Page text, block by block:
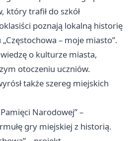
który trafił do szkół
poznają lokalną historię
– moje miasto”.
o kulturze miasta,
otoczeniu uczniów.
także szereg miejskich
Narodowej” –
gry miejskiej z historią.